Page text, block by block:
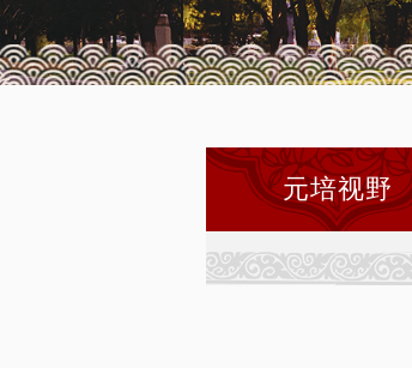
元培视野